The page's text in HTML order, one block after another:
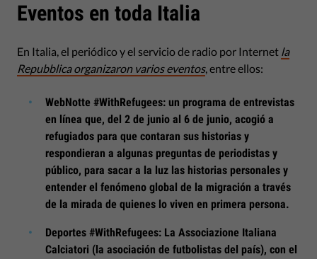
Eventos en toda Italia
En Italia, el periódico y el servicio de radio por Internet la
Repubblica organizaron varios eventos, entre ellos:
WebNotte #WithRefugees: un programa de entrevistas
en línea que, del 2 de junio al 6 de junio, acogió a
refugiados para que contaran sus historias y
respondieran a algunas preguntas de periodistas y
público, para sacar a la luz las historias personales y
entender el fenómeno global de la migración a través
de la mirada de quienes lo viven en primera persona.
Deportes #WithRefugees: La Associazione Italiana
Calciatori (la asociación de futbolistas del país), con el